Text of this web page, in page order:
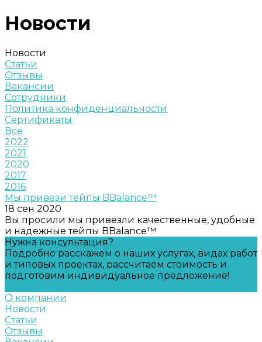
Новости
Новости
Статьи
Отзывы
Вакансии
Сотрудники
Политика конфиденциальности
Сертификаты
Все
2022
2021
2020
2017
2016
Мы привези тейпы BBalance™
18 сен 2020
Вы просили мы привезли качественные, удобные
и надежные тейпы BBalance™
Нужна консультация?
Подробно расскажем о наших услугах, видах работ
и типовых проектах, рассчитаем стоимость и
подготовим индивидуальное предложение!
О компании
Новости
Статьи
Отзывы